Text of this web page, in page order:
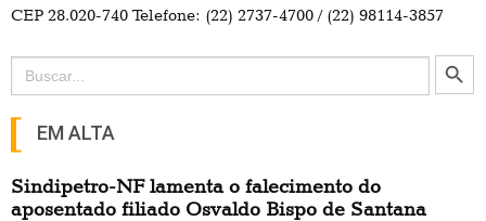
CEP 28.020-740 Telefone: (22) 2737-4700 / (22) 98114-3857
Search
for:
Search Button
EM ALTA
Sindipetro-NF lamenta o falecimento do
aposentado filiado Osvaldo Bispo de Santana